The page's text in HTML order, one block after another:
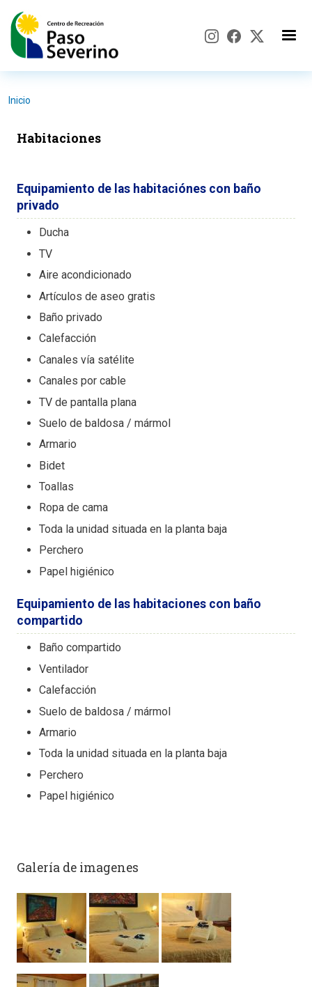
Inicio
Habitaciones
Equipamiento de las habitaciónes con baño
privado
Ducha
TV
Aire acondicionado
Artículos de aseo gratis
Baño privado
Calefacción
Canales vía satélite
Canales por cable
TV de pantalla plana
Suelo de baldosa / mármol
Armario
Bidet
Toallas
Ropa de cama
Toda la unidad situada en la planta baja
Perchero
Papel higiénico
Equipamiento de las habitaciones con baño
compartido
Baño compartido
Ventilador
Calefacción
Suelo de baldosa / mármol
Armario
Toda la unidad situada en la planta baja
Perchero
Papel higiénico
Galería de imagenes